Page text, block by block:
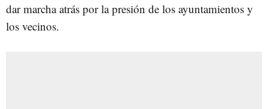
dar marcha atrás por la presión de los ayuntamientos y
los vecinos.